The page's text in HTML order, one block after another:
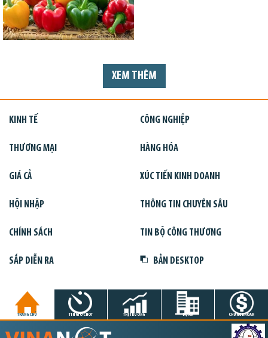
XEM THÊM
KINH TẾ CÔNG NGHIỆP
THƯƠNG MẠI HÀNG HÓA
GIÁ CẢ XÚC TIẾN KINH DOANH
HỘI NHẬP THÔNG TIN CHUYÊN SÂU
CHÍNH SÁCH TIN BỘ CÔNG THƯƠNG
SẮP DIỄN RA BẢN DESKTOP
TRANG CHỦ TIN GIỜ CHÓT THỊ TRƯỜNG DỰ ÁN CHỨNG KHOÁN